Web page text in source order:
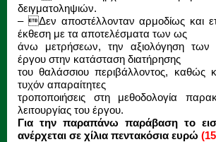
δειγματοληψιών.
– Δεν αποστέλλονταν αρμοδίως και
έκθεση με τα αποτελέσματα των ως
άνω μετρήσεων, την αξιολόγηση των
έργου στην κατάσταση διατήρησης
του θαλάσσιου περιβάλλοντος, καθώς
τυχόν απαραίτητες
τροποποιήσεις στη μεθοδολογία
λειτουργίας του έργου.
Για την παραπάνω παράβαση το
ανέρχεται σε χίλια πεντακόσια ευρώ